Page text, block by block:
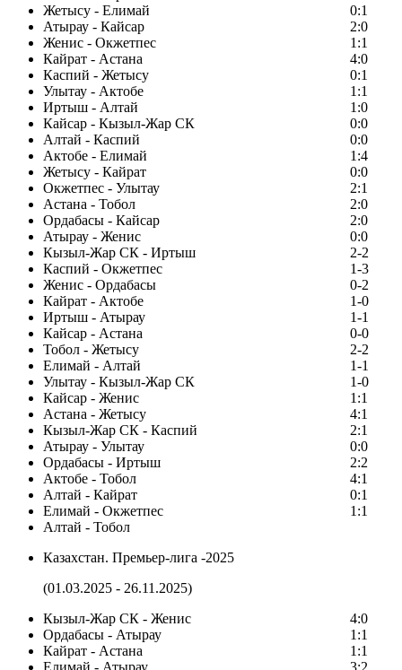
Жетысу - Елимай
0:1
Атырау - Кайсар
2:0
Женис - Окжетпес
1:1
Кайрат - Астана
4:0
Каспий - Жетысу
0:1
Улытау - Актобе
1:1
Иртыш - Алтай
1:0
Кайсар - Кызыл-Жар СК
0:0
Алтай - Каспий
0:0
Актобе - Елимай
1:4
Жетысу - Кайрат
0:0
Окжетпес - Улытау
2:1
Астана - Тобол
2:0
Ордабасы - Кайсар
2:0
Атырау - Женис
0:0
Кызыл-Жар СК - Иртыш
2-2
Каспий - Окжетпес
1-3
Женис - Ордабасы
0-2
Кайрат - Актобе
1-0
Иртыш - Атырау
1-1
Кайсар - Астана
0-0
Тобол - Жетысу
2-2
Елимай - Алтай
1-1
Улытау - Кызыл-Жар СК
1-0
Кайсар - Женис
1:1
Астана - Жетысу
4:1
Кызыл-Жар СК - Каспий
2:1
Атырау - Улытау
0:0
Ордабасы - Иртыш
2:2
Актобе - Тобол
4:1
Алтай - Кайрат
0:1
Елимай - Окжетпес
1:1
Алтай - Тобол
Казахстан. Премьер-лига -2025
(01.03.2025 - 26.11.2025)
Кызыл-Жар СК - Женис
4:0
Ордабасы - Атырау
1:1
Кайрат - Астана
1:1